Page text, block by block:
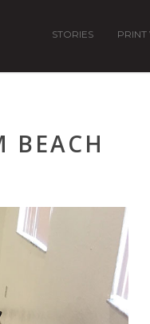
STORIES PRINT
BEACH